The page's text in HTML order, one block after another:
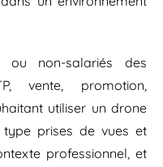
ou non-salariés des
vente, promotion,
utiliser un drone
prises de vues et
professionnel, et